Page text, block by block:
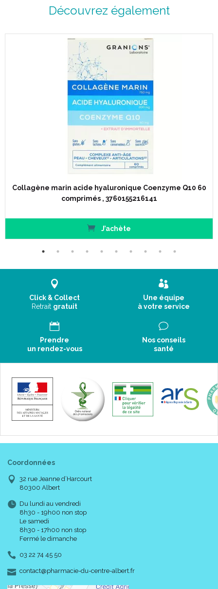
Découvrez également
Collagène marin acide hyaluronique Coenzyme Q10 60
comprimés , 3760155216141
J’achète
Click & Collect
Retrait gratuit
Une équipe
à votre service
Prendre
un rendez-vous
Nos conseils
santé
Coordonnées
32 rue Jeanne d’Harcourt
80300 Albert
Du lundi au vendredi
8h30 - 19h00 non stop
Le samedi
8h30 - 17h00 non stop
Fermé le dimanche
03 22 74 45 50
contact-
@-
pharmacie-du-centre-albert.fr